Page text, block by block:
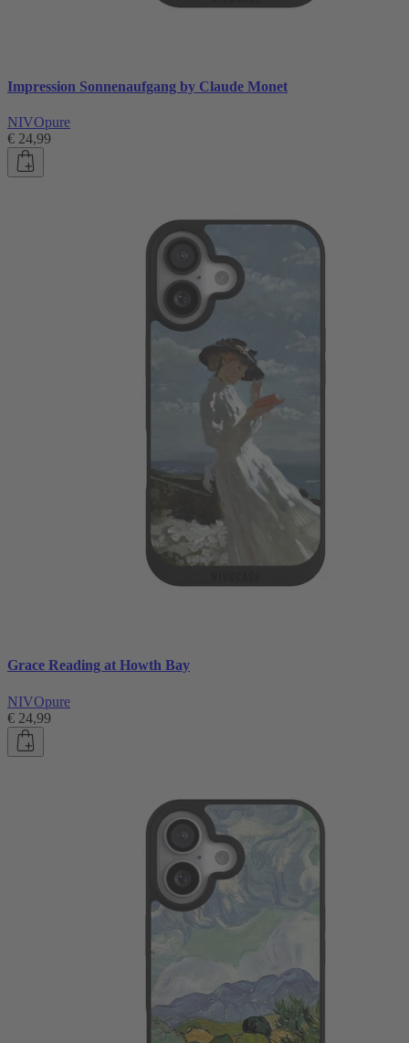
Impression Sonnenaufgang by Claude Monet
NIVOpure
€ 24,99
Grace Reading at Howth Bay
NIVOpure
€ 24,99